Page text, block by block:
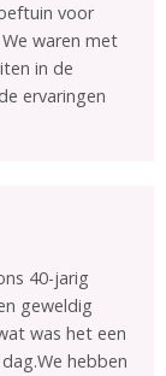
voor
waren met
in de
ervaringen
40-jarig
geweldig
was het een
hebben